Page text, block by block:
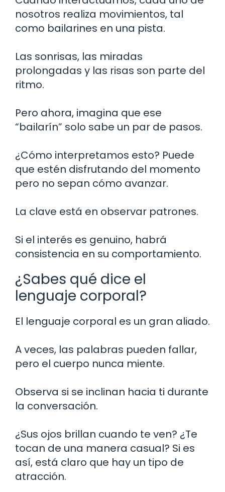
nosotros realiza movimientos, tal
como bailarines en una pista.
Las sonrisas, las miradas
prolongadas y las risas son parte del
ritmo.
Pero ahora, imagina que ese
“bailarín” solo sabe un par de pasos.
¿Cómo interpretamos esto? Puede
que estén disfrutando del momento
pero no sepan cómo avanzar.
La clave está en observar patrones.
Si el interés es genuino, habrá
consistencia en su comportamiento.
¿Sabes qué dice el
lenguaje corporal?
El lenguaje corporal es un gran aliado.
A veces, las palabras pueden fallar,
pero el cuerpo nunca miente.
Observa si se inclinan hacia ti durante
la conversación.
¿Sus ojos brillan cuando te ven? ¿Te
tocan de una manera casual? Si es
así, está claro que hay un tipo de
atracción.